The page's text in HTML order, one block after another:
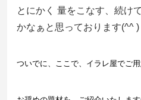
とにかく 量をこなす、続け
かなぁと思っております(^^ )
ついでに、ここで、イラレ屋でご